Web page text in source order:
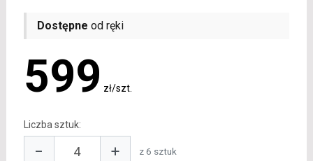
Dostępne od ręki
599 zł/szt.
Liczba sztuk:
− + z 6 sztuk